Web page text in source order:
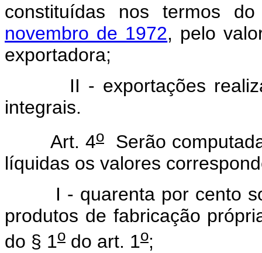
constituídas nos termos
novembro de 1972, pelo
exportadora;
II - exportações
integrais.
Art. 4o Serão
líquidas os valores
I - quarenta por cento
produtos de fabricação
do § 1o do art. 1o;